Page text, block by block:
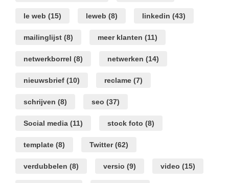
le web (15) leweb (8) linkedin (43)
mailinglijst (8) meer klanten (11)
netwerkborrel (8) netwerken (14)
nieuwsbrief (10) reclame (7)
schrijven (8) seo (37)
Social media (11) stock foto (8)
template (8) Twitter(62)
verdubbelen (8) versio (9) video (15)